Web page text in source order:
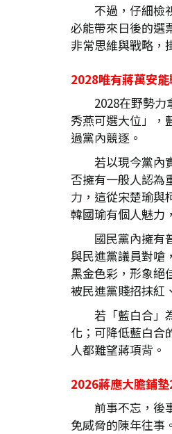
不過，仔細檢
必能帶來日後的選
非常思維與戰略，
2028唯有蔣萬安
2028在野勢
秀燕可選大位」，
過黨內競逐。
若以現今黨內
否擁有一般人認為
力，這從宋楚瑜與
韓國瑜有個人魅力
國民黨內擁有
與民進黨議員對嗆
黑金色彩，形象絕
被民進黨賤招抹紅
若「藍白合」
化；可降低藍白合
人都難望蔣項背。
2026蔣應大膽鋪
前事不忘，後
免威脅的陳年往事